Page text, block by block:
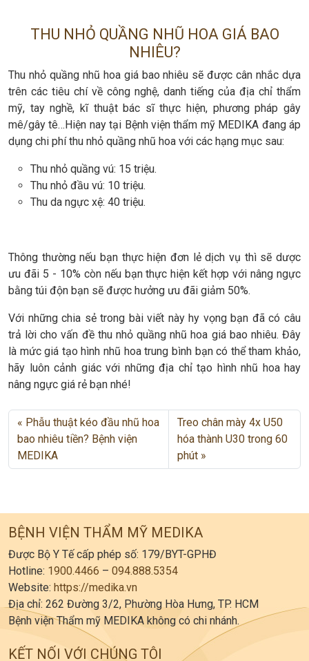
THU NHỎ QUẦNG NHŨ HOA GIÁ BAO
NHIÊU?
Thu nhỏ quầng nhũ hoa giá bao nhiêu sẽ được cân nhắc dựa
trên các tiêu chí về công nghệ, danh tiếng của địa chỉ thẩm
mỹ, tay nghề, kĩ thuật bác sĩ thực hiện, phương pháp gây
mê/gây tê…Hiện nay tại Bệnh viện thẩm mỹ MEDIKA đang áp
dụng chi phí thu nhỏ quầng nhũ hoa với các hạng mục sau:
Thu nhỏ quầng vú: 15 triệu.
Thu nhỏ đầu vú: 10 triệu.
Thu da ngực xệ: 40 triệu.
Thông thường nếu bạn thực hiện đơn lẻ dịch vụ thì sẽ dược
ưu đãi 5 - 10% còn nếu bạn thực hiện kết hợp với nâng ngực
bằng túi độn bạn sẽ được hưởng ưu đãi giảm 50%.
Với những chia sẻ trong bài viết này hy vọng bạn đã có câu
trả lời cho vấn đề thu nhỏ quầng nhũ hoa giá bao nhiêu. Đây
là mức giá tạo hình nhũ hoa trung bình bạn có thể tham khảo,
hãy luôn cảnh giác với những địa chỉ tạo hình nhũ hoa hay
nâng ngực giá rẻ bạn nhé!
Phẫu thuật kéo đầu nhũ hoa
bao nhiêu tiền? Bệnh viện
MEDIKA
Treo chân mày 4x U50
hóa thành U30 trong 60
phút
BỆNH VIỆN THẨM MỸ MEDIKA
Được Bộ Y Tế cấp phép số: 179/BYT-GPHĐ
Hotline: 1900.4466 – 094.888.5354
Website: https://medika.vn
Địa chỉ: 262 Đường 3/2, Phường Hòa Hưng, TP. HCM
Bệnh viện Thẩm mỹ MEDIKA không có chi nhánh.
KẾT NỐI VỚI CHÚNG TÔI